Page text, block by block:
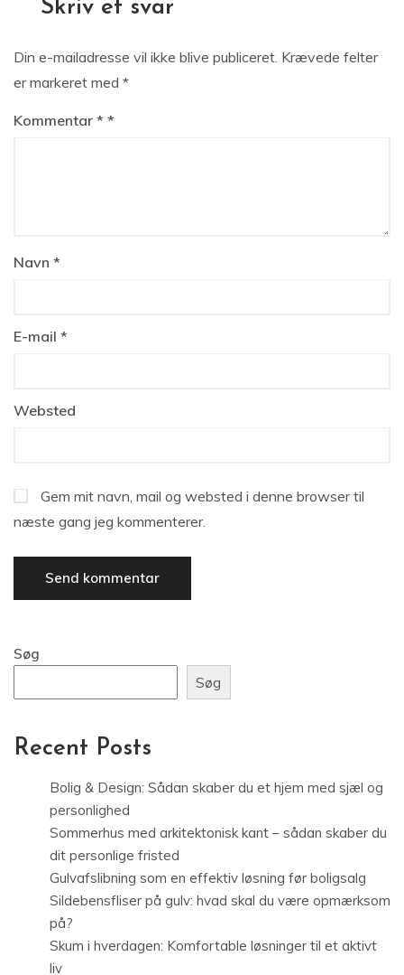
Skriv et svar
Din e-mailadresse vil ikke blive publiceret. Krævede felter
er markeret med *
Kommentar *
Navn *
E-mail *
Websted
Gem mit navn, mail og websted i denne browser til
næste gang jeg kommenterer.
Søg
Søg
Recent Posts
Bolig & Design: Sådan skaber du et hjem med sjæl og
personlighed
Sommerhus med arkitektonisk kant – sådan skaber du
dit personlige fristed
Gulvafslibning som en effektiv løsning før boligsalg
Sildebensfliser på gulv: hvad skal du være opmærksom
på?
Skum i hverdagen: Komfortable løsninger til et aktivt
liv